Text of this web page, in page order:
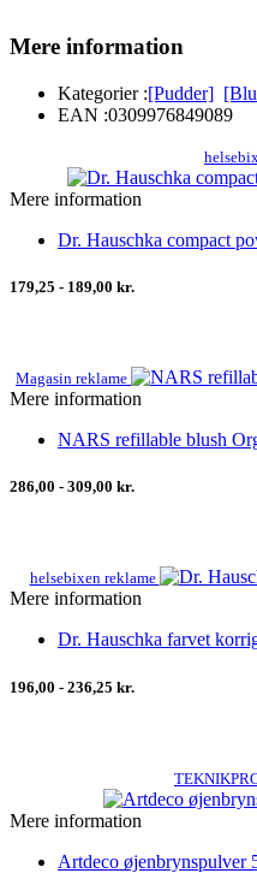
Mere information
Kategorier :[Pudder]
EAN :0309976849089
Mere information
Dr. Hauschka compact
179,25 - 189,00 kr.
Magasin reklame
Mere information
NARS refillable blush
286,00 - 309,00 kr.
helsebixen reklame
Mere information
Dr. Hauschka farvet
196,00 - 236,25 kr.
Mere information
Artdeco øjenbrynspulver